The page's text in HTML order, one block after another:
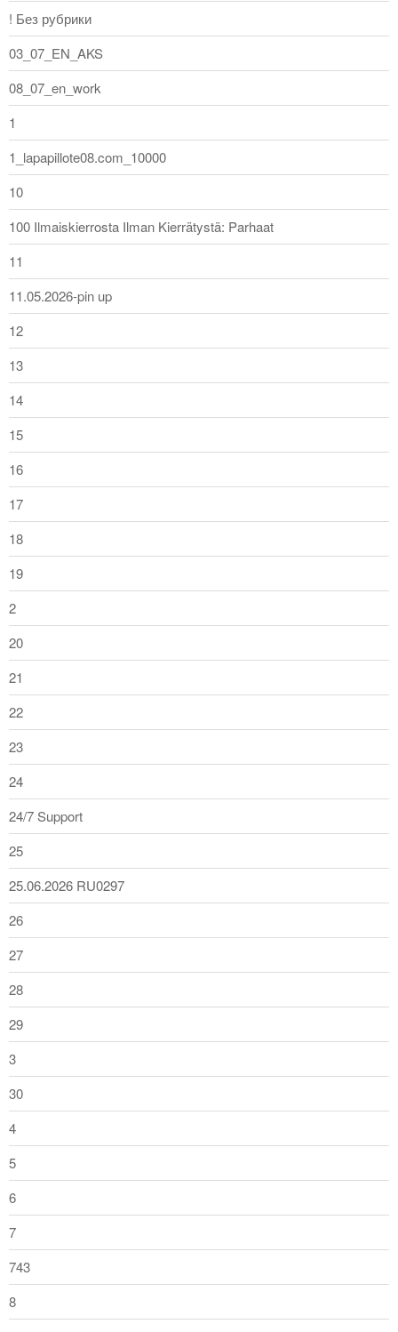
! Без рубрики
03_07_EN_AKS
08_07_en_work
1
1_lapapillote08.com_10000
10
100 Ilmaiskierrosta Ilman Kierrätystä: Parhaat
11
11.05.2026-pin up
12
13
14
15
16
17
18
19
2
20
21
22
23
24
24/7 Support
25
25.06.2026 RU0297
26
27
28
29
3
30
4
5
6
7
743
8